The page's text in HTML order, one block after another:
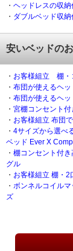
・ ヘッドレスの収
・ ダブルベッド収
安いベッドの
・ お客様組立 棚・
・ 布団が使えるヘ
・ 布団が使えるヘ
・ 宮棚コンセント
・ お客様組立 布団
・ 4サイズから選べ
ベッド Ever X
・ 棚コンセント付
グル
・ お客様組立 棚・2
・ ボンネルコイル
ズ